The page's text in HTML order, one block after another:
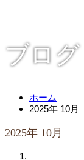
ブログ
ホーム
2025年 10月
2025年 10月